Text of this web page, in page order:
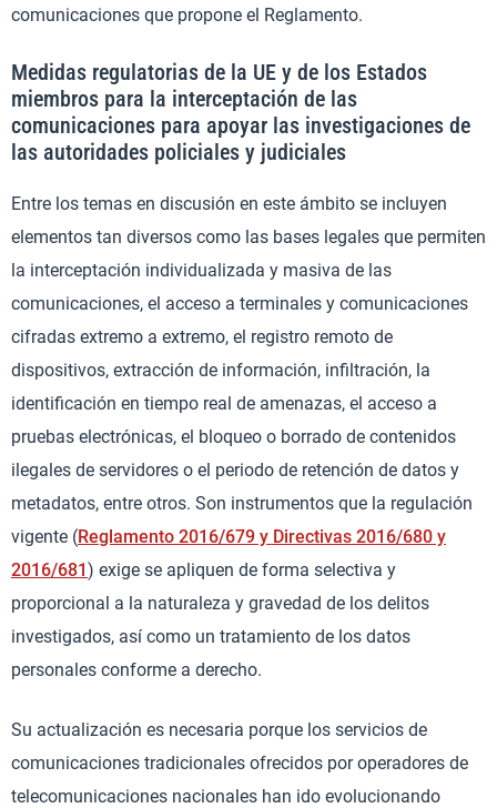
comunicaciones que propone el Reglamento.
Medidas regulatorias de la UE y de los Estados
miembros para la interceptación de las
comunicaciones para apoyar las investigaciones de
las autoridades policiales y judiciales
Entre los temas en discusión en este ámbito se incluyen
elementos tan diversos como las bases legales que permiten
la interceptación individualizada y masiva de las
comunicaciones, el acceso a terminales y comunicaciones
cifradas extremo a extremo, el registro remoto de
dispositivos, extracción de información, infiltración, la
identificación en tiempo real de amenazas, el acceso a
pruebas electrónicas, el bloqueo o borrado de contenidos
ilegales de servidores o el periodo de retención de datos y
metadatos, entre otros. Son instrumentos que la regulación
vigente (Reglamento 2016/679 y Directivas 2016/680 y
2016/681) exige se apliquen de forma selectiva y
proporcional a la naturaleza y gravedad de los delitos
investigados, así como un tratamiento de los datos
personales conforme a derecho.
Su actualización es necesaria porque los servicios de
comunicaciones tradicionales ofrecidos por operadores de
telecomunicaciones nacionales han ido evolucionando